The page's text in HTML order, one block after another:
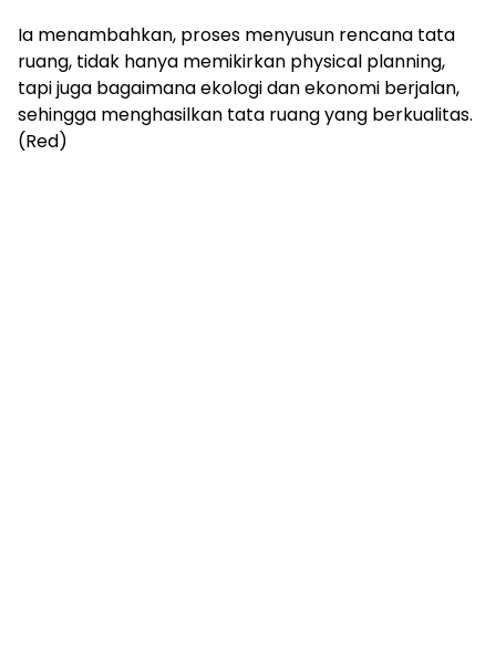
Ia menambahkan, proses menyusun rencana tata
ruang, tidak hanya memikirkan physical planning,
tapi juga bagaimana ekologi dan ekonomi berjalan,
sehingga menghasilkan tata ruang yang berkualitas.
(Red)